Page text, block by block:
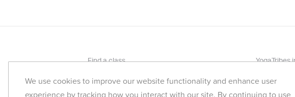
Find a class
Corporate Yoga
YogaTribes
All Yoga
We use cookies to improve our website functionality and enhance user
experience by tracking how you interact with our site. By continuing to use